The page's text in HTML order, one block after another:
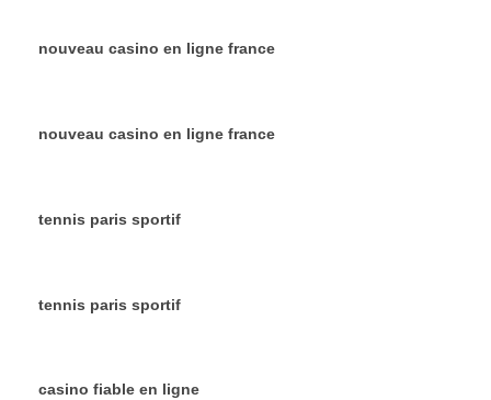
nouveau casino en ligne france
nouveau casino en ligne france
tennis paris sportif
tennis paris sportif
casino fiable en ligne